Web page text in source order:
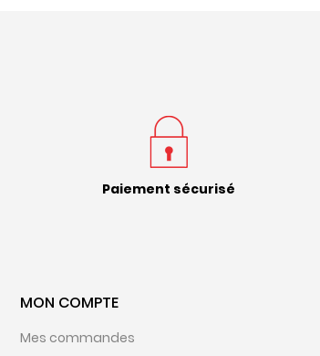
Paiement sécurisé
MON COMPTE
Mes commandes